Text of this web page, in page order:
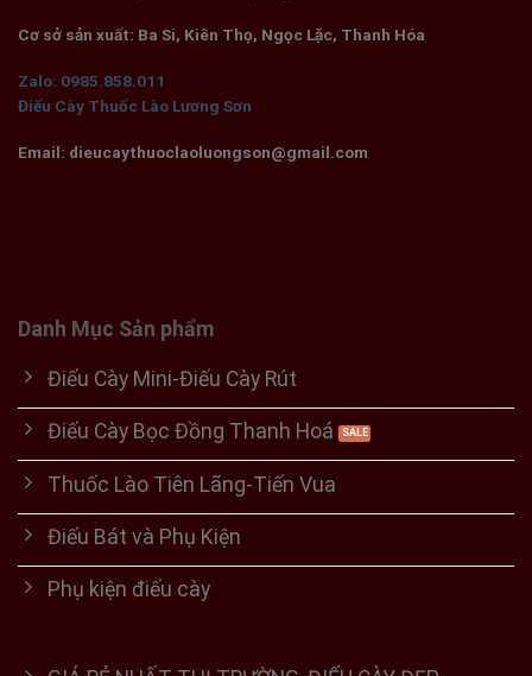
Cơ sở sản xuất: Ba Si, Kiên Thọ, Ngọc Lặc, Thanh Hóa
Zalo: 0985.858.011
Điếu Cày Thuốc Lào Lương Sơn
Email: dieucaythuoclaoluongson@gmail.com
Danh Mục Sản phẩm
Điếu Cày Mini-Điếu Cày Rút
Điếu Cày Bọc Đồng Thanh Hoá
Thuốc Lào Tiên Lãng-Tiến Vua
Điếu Bát và Phụ Kiện
Phụ kiện điếu cày